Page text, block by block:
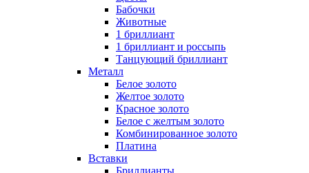
Бабочки
Животные
1 бриллиант
1 бриллиант и россыпь
Танцующий бриллиант
Металл
Белое золото
Желтое золото
Красное золото
Белое с желтым золото
Комбинированное золото
Платина
Вставки
Бриллианты